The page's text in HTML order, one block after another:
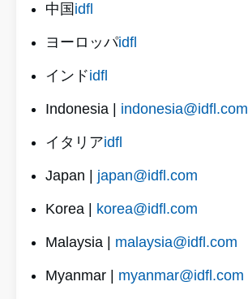
中国 idfl
ヨーロッパidfl
インドidfl
Indonesia | indonesia@idfl.com
イタリアidfl
Japan | japan@idfl.com
Korea | korea@idfl.com
Malaysia | malaysia@idfl.com
Myanmar | myanmar@idfl.com